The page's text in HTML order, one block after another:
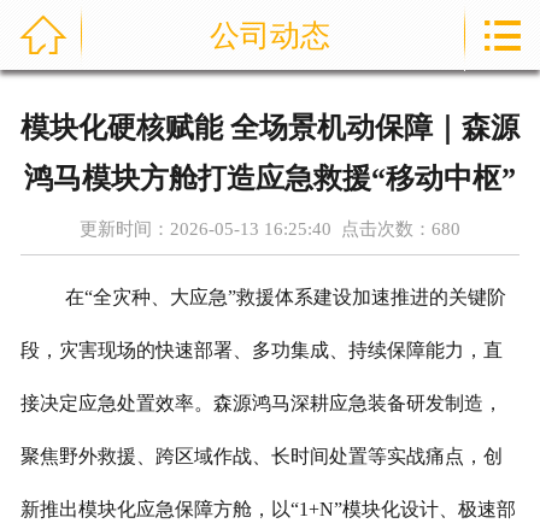
产品中心
成功案例
资讯中心
售后服务
关于我们
联系我们
 公司动态 
模块化硬核赋能 全场景机动保障｜森源
鸿马模块方舱打造应急救援“移动中枢”
更新时间：2026-05-13 16:25:40 点击次数： 680
在“全灾种、大应急”救援体系建设加速推进的关键阶
段，灾害现场的快速部署、多功集成、持续保障能力，直
接决定应急处置效率。森源鸿马深耕应急装备研发制造，
聚焦野外救援、跨区域作战、长时间处置等实战痛点，创
新推出模块化应急保障方舱，以“1+N”模块化设计、极速部